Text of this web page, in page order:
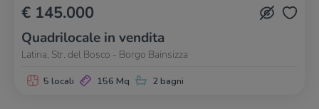
€ 145.000
Quadrilocale in vendita
Latina, Str. del Bosco - Borgo Bainsizza
5 locali 156 Mq 2 bagni